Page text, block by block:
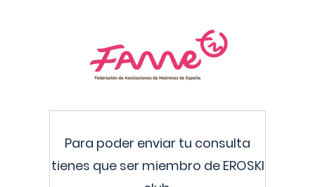
Para poder enviar tu consulta
tienes que ser miembro de EROSKI